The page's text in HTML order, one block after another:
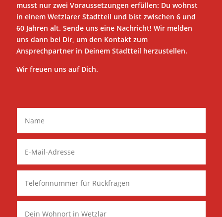
musst nur zwei Voraussetzungen erfüllen: Du wohnst
in einem Wetzlarer Stadtteil und bist zwischen 6 und
60 Jahren alt. Sende uns eine Nachricht! Wir melden
uns dann bei Dir, um den Kontakt zum
Ansprechpartner in Deinem Stadtteil herzustellen.
Wir freuen uns auf Dich.